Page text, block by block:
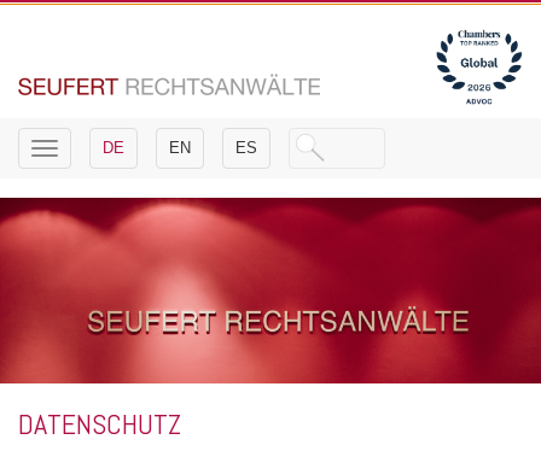
Toggle
navigation
DE EN ES
DATENSCHUTZ